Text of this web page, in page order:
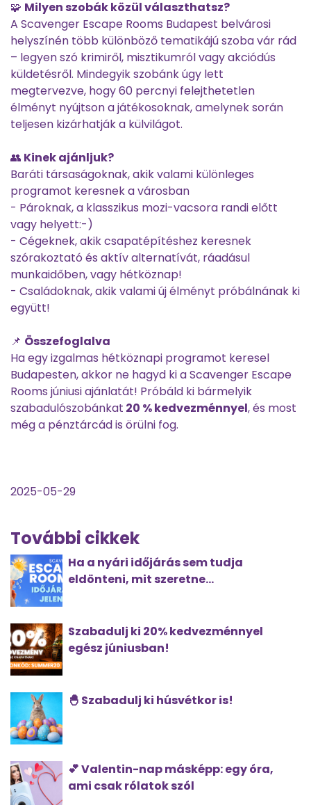
🧩 Milyen szobák közül választhatsz?
A Scavenger Escape Rooms Budapest belvárosi
helyszínén több különböző tematikájú szoba vár rád
– legyen szó krimiről, misztikumról vagy akciódús
küldetésről. Mindegyik szobánk úgy lett
megtervezve, hogy 60 percnyi felejthetetlen
élményt nyújtson a játékosoknak, amelynek során
teljesen kizárhatják a külvilágot.
👥 Kinek ajánljuk?
Baráti társaságoknak, akik valami különleges
programot keresnek a városban
- Pároknak, a klasszikus mozi-vacsora randi előtt
vagy helyett:-)
- Cégeknek, akik csapatépítéshez keresnek
szórakoztató és aktív alternatívát, ráadásul
munkaidőben, vagy hétköznap!
- Családoknak, akik valami új élményt próbálnának ki
együtt!
📌 Összefoglalva
Ha egy izgalmas hétköznapi programot keresel
Budapesten, akkor ne hagyd ki a Scavenger Escape
Rooms júniusi ajánlatát! Próbáld ki bármelyik
szabadulószobánkat 20 % kedvezménnyel, és most
még a pénztárcád is örülni fog.
2025-05-29
További cikkek
Ha a nyári időjárás sem tudja
eldönteni, mit szeretne...
Szabadulj ki 20% kedvezménnyel
egész júniusban!
🐣 Szabadulj ki húsvétkor is!
💕 Valentin-nap másképp: egy óra,
ami csak rólatok szól